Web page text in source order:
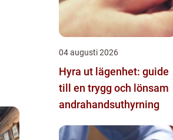
04 augusti 2026
Hyra ut lägenhet: guide
till en trygg och lönsam
andrahandsuthyrning